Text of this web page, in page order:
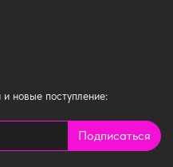
новые поступление:
Подписаться